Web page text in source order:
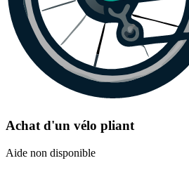
Achat d'un vélo pliant
Aide non disponible